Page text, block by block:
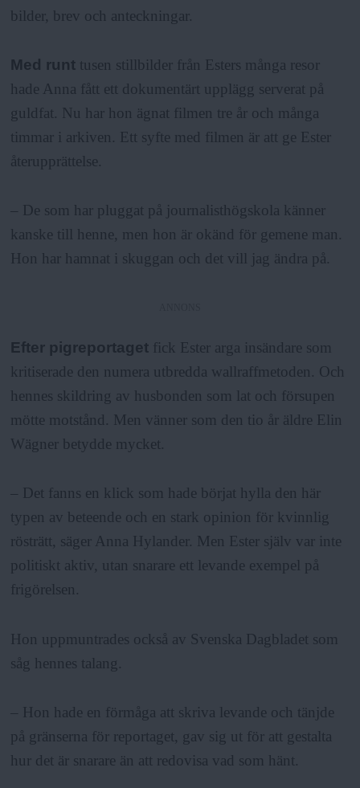
bilder, brev och anteckningar.
Med runt tusen stillbilder från Esters många resor
hade Anna fått ett dokumentärt upplägg serverat på
guldfat. Nu har hon ägnat filmen tre år och många
timmar i arkiven. Ett syfte med filmen är att ge Ester
återupprättelse.
– De som har pluggat på journalisthögskola känner
kanske till henne, men hon är okänd för gemene man.
Hon har hamnat i skuggan och det vill jag ändra på.
Efter pigreportaget fick Ester arga insändare som
kritiserade den numera utbredda wallraffmetoden. Och
hennes skildring av husbonden som lat och försupen
mötte motstånd. Men vänner som den tio år äldre Elin
Wägner betydde mycket.
– Det fanns en klick som hade börjat hylla den här
typen av beteende och en stark opinion för kvinnlig
rösträtt, säger Anna Hylander. Men Ester själv var inte
politiskt aktiv, utan snarare ett levande exempel på
frigörelsen.
Hon uppmuntrades också av Svenska Dagbladet som
såg hennes talang.
– Hon hade en förmåga att skriva levande och tänjde
på gränserna för reportaget, gav sig ut för att gestalta
hur det är snarare än att redovisa vad som hänt.